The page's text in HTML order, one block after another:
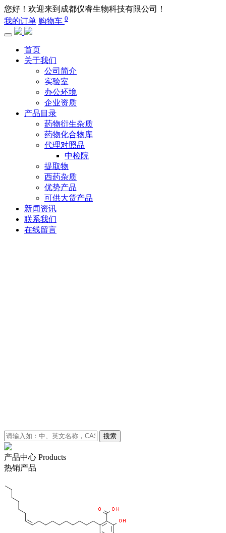
您好！欢迎来到成都仪睿生物科技有限公司！
我的订单 购物车 0
首页
关于我们
公司简介
实验室
办公环境
企业资质
产品目录
药物衍生杂质
药物化合物库
代理对照品
中检院
提取物
西药杂质
优势产品
可供大货产品
新闻资讯
联系我们
在线留言
搜索
产品中心 Products
热销产品